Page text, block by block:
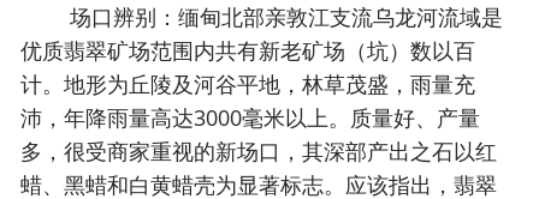
场口辨别：缅甸北部亲敦江支流乌龙河流域是
优质翡翠矿场范围内共有新老矿场（坑）数以百
计。地形为丘陵及河谷平地，林草茂盛，雨量充
沛，年降雨量高达3000毫米以上。质量好、产量
多，很受商家重视的新场口，其深部产出之石以红
蜡、黑蜡和白黄蜡壳为显著标志。应该指出，翡翠